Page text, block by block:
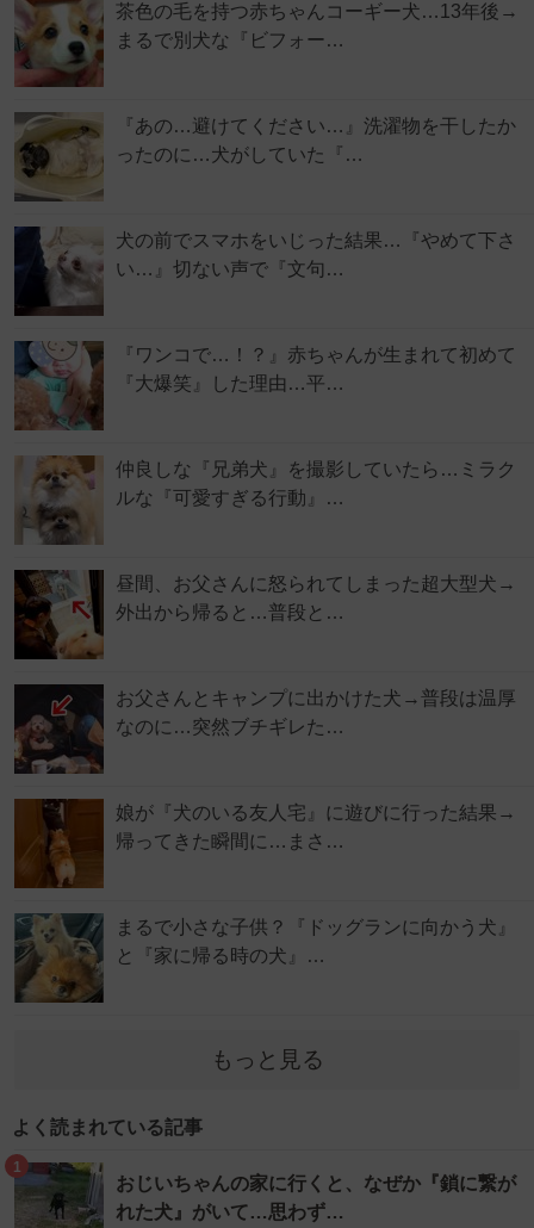
茶色の毛を持つ赤ちゃんコーギー犬…13年後→
まるで別犬な『ビフォー…
『あの…避けてください…』洗濯物を干したか
ったのに…犬がしていた『…
犬の前でスマホをいじった結果…『やめて下さ
い…』切ない声で『文句…
『ワンコで…！？』赤ちゃんが生まれて初めて
『大爆笑』した理由…平…
仲良しな『兄弟犬』を撮影していたら…ミラク
ルな『可愛すぎる行動』…
昼間、お父さんに怒られてしまった超大型犬→
外出から帰ると…普段と…
お父さんとキャンプに出かけた犬→普段は温厚
なのに…突然ブチギレた…
娘が『犬のいる友人宅』に遊びに行った結果→
帰ってきた瞬間に…まさ…
まるで小さな子供？『ドッグランに向かう犬』
と『家に帰る時の犬』…
もっと見る
よく読まれている記事
1
おじいちゃんの家に行くと、なぜか『鎖に繋が
れた犬』がいて…思わず…